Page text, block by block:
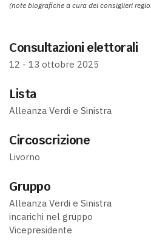
(note biografiche a cura dei consiglieri
Consultazioni elettorali
12 - 13 ottobre 2025
Lista
Alleanza Verdi e Sinistra
Circoscrizione
Livorno
Gruppo
Alleanza Verdi e Sinistra
incarichi nel gruppo
Vicepresidente